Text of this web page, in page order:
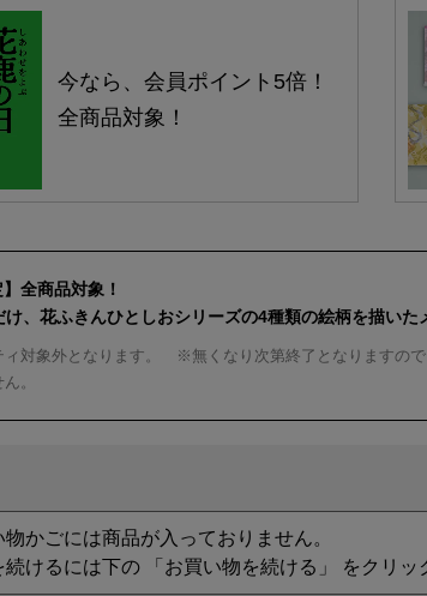
今なら、会員ポイント5倍！
全商品対象！
全商品対象！
、花ふきんひとしおシリーズの4種類の絵柄を描いた
対象外となります。 ※無くなり次第終了となりますの
。
かごには商品が入っておりません。
続けるには下の 「お買い物を続ける」 をクリッ